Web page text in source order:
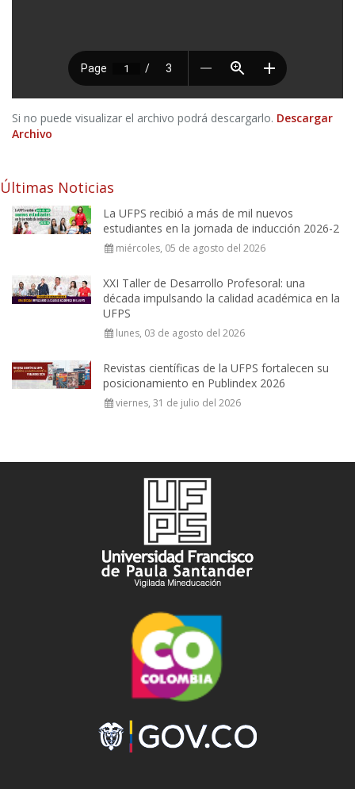
Si no puede visualizar el archivo podrá descargarlo. Descargar
Archivo
Últimas Noticias
La UFPS recibió a más de mil nuevos
estudiantes en la jornada de inducción 2026-2
miércoles, 05 de agosto del 2026
XXI Taller de Desarrollo Profesoral: una
década impulsando la calidad académica en la
UFPS
lunes, 03 de agosto del 2026
Revistas científicas de la UFPS fortalecen su
posicionamiento en Publindex 2026
viernes, 31 de julio del 2026